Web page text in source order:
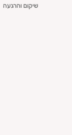
שיקום והרגעה